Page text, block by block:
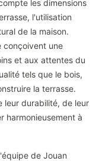
les dimensions
l'utilisation
de la maison.
conçoivent une
et aux attentes du
tels que le bois,
la terrasse.
leur durabilité, de leur
harmonieusement à
de Jouan